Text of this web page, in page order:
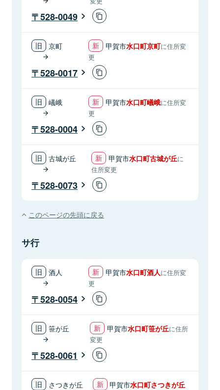
528-0049
京町 甲賀市水口町京町に住所変
更
528-0017
嶬峨 甲賀市水口町嶬峨に住所変
更
528-0004
古城が丘 甲賀市水口町古城が丘に
住所変更
528-0073
このページの先頭に戻る
サ行
酒人 甲賀市水口町酒人に住所変
更
528-0054
笹が丘 甲賀市水口町笹が丘に住所
変更
528-0061
さつきが丘 甲賀市水口町さつきが丘